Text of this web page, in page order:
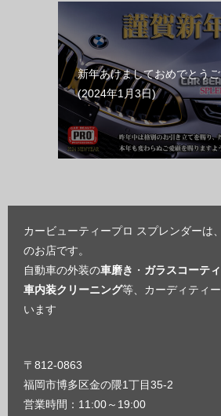
新年あけましておめでとう
2024年1月3日
カービューティープロ スプレンダーは、
のお店です。
自動車の外装の車磨き ・ ガラスコーテ
車内装クリーニング等、カーディティ
います
〒812-0863
福岡市博多区金の隈1丁目35-2
営業時間：11:00～19:00